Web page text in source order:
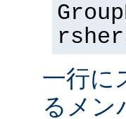
一行に
るメン